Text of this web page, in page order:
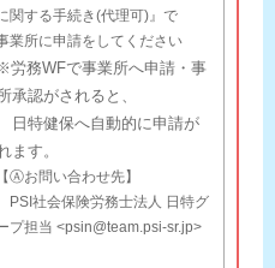
関する手続き(代理可)』で
業所に申請をしてください
労務WFで事業所へ申請・事
承認がされると、
特健保へ自動的に申請が
ます。
Ⓐお問い合わせ先】
社会保険労務士法人 日特グ
プ担当 <psin@team.psi-sr.jp>